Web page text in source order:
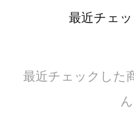
最近チェ
最近チェックした
ん